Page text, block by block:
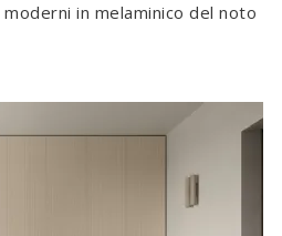
in melaminico del noto